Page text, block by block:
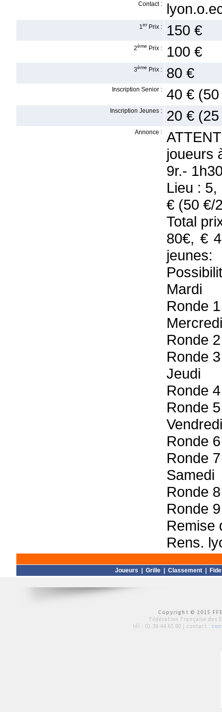
Contact :
1er Prix : 150 €
2ème Prix : 100 €
3ème Prix : 80 €
Inscription Senior : 40 €
Inscription Jeunes : 20 €
Annonce :
joueurs
9r.-
Lieu :
€ (50 €/
Total
80€, €
Mardi
Ronde
Mercredi
Ronde
Ronde
Jeudi
Ronde
Ronde
Vendredi
Ronde
Ronde
Samedi
Ronde
Ronde
Remise
Rens.
Joueurs Grille Classement Fide
Copyright © 2015
Fédération Française des
tél : 01 39 44 65 80 | contact :